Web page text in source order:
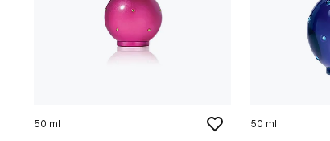
50 ml 50 ml